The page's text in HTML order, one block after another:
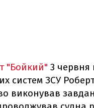
"Бойкий" 3 червня
систем ЗСУ
виконував